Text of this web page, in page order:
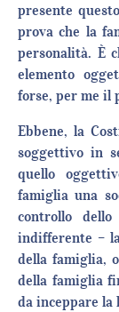
presente
prova che la
personalità. È
elemento
forse, per me il
Ebbene, la
soggettivo in
quello
famiglia una
controllo
indifferente –
della famiglia,
della famiglia
da inceppare